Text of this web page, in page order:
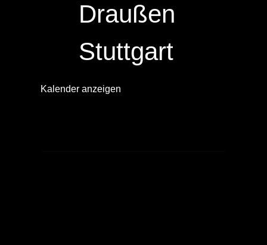
Draußen
Stuttgart
Kalender anzeigen